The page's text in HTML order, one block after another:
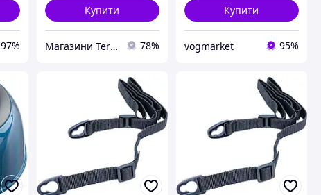
97%
Купити
Магазини Terra Incognita 78%
Купити
vogmarket 95%